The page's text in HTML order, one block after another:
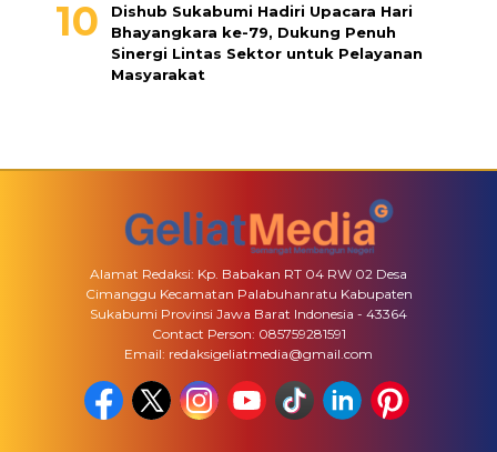
Dishub Sukabumi Hadiri Upacara Hari
Bhayangkara ke-79, Dukung Penuh
Sinergi Lintas Sektor untuk Pelayanan
Masyarakat
Alamat Redaksi: Kp. Babakan RT 04 RW 02 Desa
Cimanggu Kecamatan Palabuhanratu Kabupaten
Sukabumi Provinsi Jawa Barat Indonesia - 43364
Contact Person: 085759281591
Email: redaksigeliatmedia@gmail.com